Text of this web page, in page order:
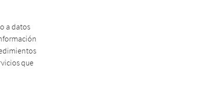
a datos
que